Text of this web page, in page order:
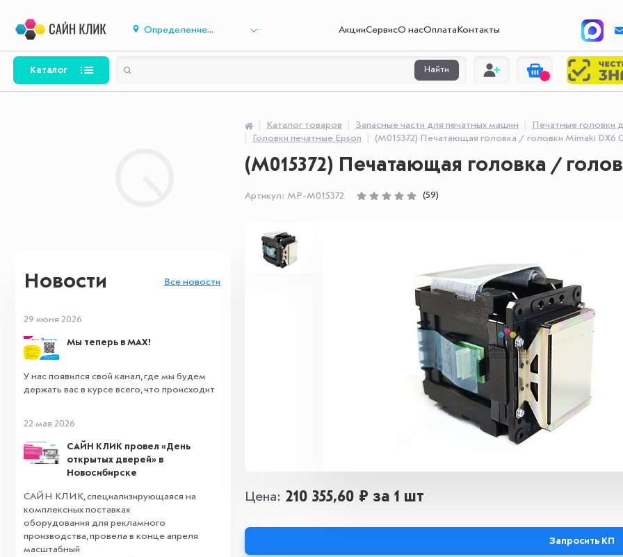
Определение... АкцииСервисО насОплата Контакты
Каталог Найти
Новости Все новости
29 июня 2026
Мы теперь в MAX!
У нас появился свой канал, где мы будем
держать вас в курсе всего, что происходит
22 мая 2026
САЙН КЛИК провел «День
открытых дверей» в
Новосибирске
САЙН КЛИК, специализирующаяся на
комплексных поставках
оборудования для рекламного
производства, провела в конце апреля
масштабный
Каталог товаров Запасные части для печатных машин
Печатные головки
Головки печатные Epson
(M015372) Печатающая головка / головки Mimaki DX6
(M015372) Печатающая головка /
Артикул: MP-M015372 (59)
Цена 210 355,60 ₽ за 1 шт
Запросить КП